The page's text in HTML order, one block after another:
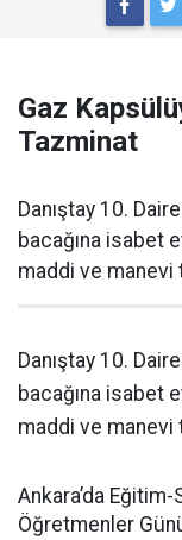
Gaz
Tazminat
Danıştay 10.
bacağına isabet
maddi ve manevi
Danıştay 10.
bacağına isabet
maddi ve manevi
Ankara’da
Öğretmenler